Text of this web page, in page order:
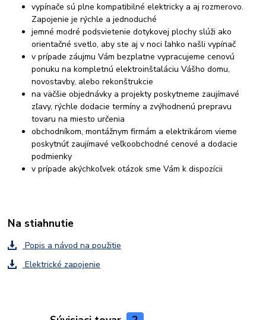
vypínače sú plne kompatibilné elektricky a aj rozmerovo.
Zapojenie je rýchle a jednoduché
jemné modré podsvietenie dotykovej plochy slúži ako
orientačné svetlo, aby ste aj v noci ľahko našli vypínač
v prípade záujmu Vám bezplatne vypracujeme cenovú
ponuku na kompletnú elektroinštaláciu Vášho domu,
novostavby, alebo rekonštrukcie
na väčšie objednávky a projekty poskytneme zaujímavé
zľavy, rýchle dodacie termíny a zvýhodnenú prepravu
tovaru na miesto určenia
obchodníkom, montážnym firmám a elektrikárom vieme
poskytnúť zaujímavé veľkoobchodné cenové a dodacie
podmienky
v prípade akýchkoľvek otázok sme Vám k dispozícii
Na stiahnutie
Popis a návod na použitie
Elektrické zapojenie